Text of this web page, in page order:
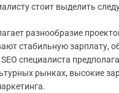
стоит выделить
разнообразие
стабильную зарплату,
специалиста
рынках, высокие